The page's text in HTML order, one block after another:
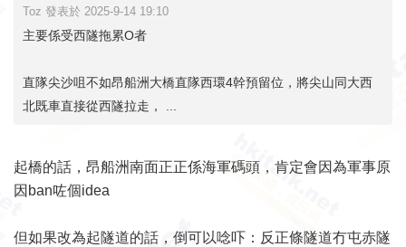
Toz 發表於 2025-9-14 19:10
主要係受西隧拖累O者
直隊尖沙咀不如昂船洲大橋直隊西環4幹預留位，將尖山同大西
北既車直接從西隧拉走， ...
起橋的話，昂船洲南面正正係海軍碼頭，肯定會因為軍事原
因ban咗個idea
但如果改為起隧道的話，倒可以唸吓：反正條隧道冇屯赤隧